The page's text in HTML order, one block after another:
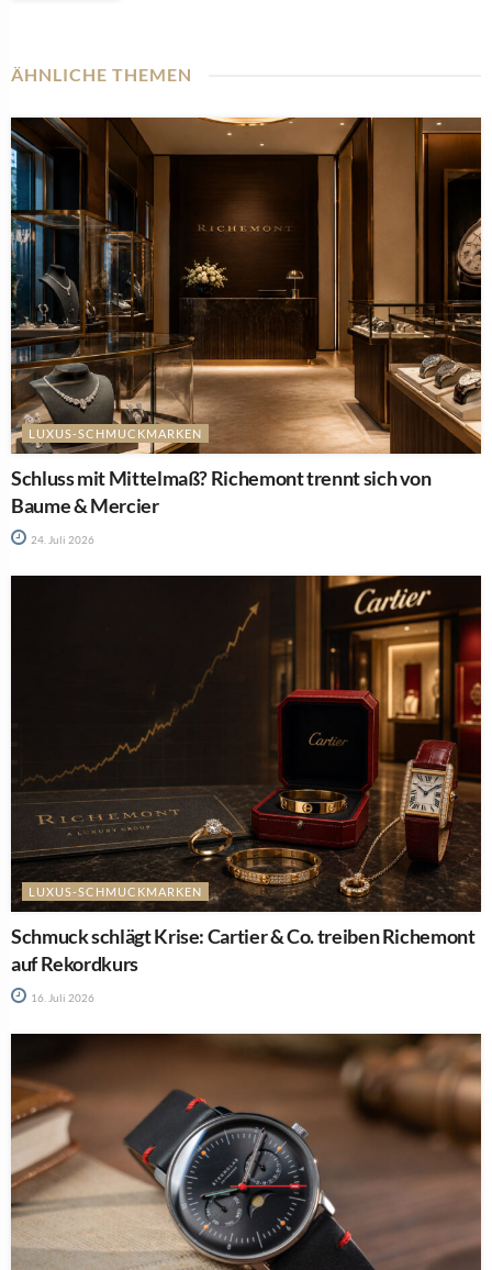
ÄHNLICHE THEMEN
LUXUS-SCHMUCKMARKEN
Schluss mit Mittelmaß? Richemont trennt sich von
Baume & Mercier
24. Juli 2026
LUXUS-SCHMUCKMARKEN
Schmuck schlägt Krise: Cartier & Co. treiben Richemont
auf Rekordkurs
16. Juli 2026